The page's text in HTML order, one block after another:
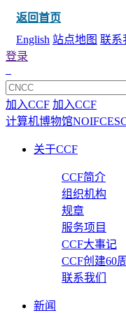
返回首页
English 站点地图 联系
登录
加入CCF 加入CCF
计算机博物馆NOIFCES
关于CCF
CCF简介
组织机构
规章
服务项目
CCF大事记
CCF创建60
联系我们
新闻